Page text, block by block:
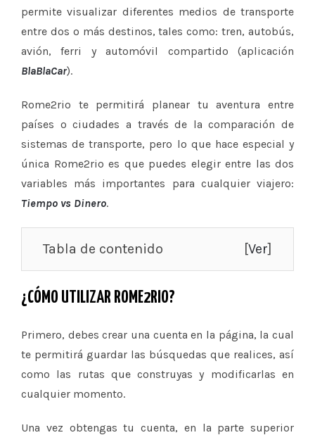
permite visualizar diferentes medios de transporte
entre dos o más destinos, tales como: tren, autobús,
avión, ferri y automóvil compartido (aplicación
BlaBlaCar).
Rome2rio te permitirá planear tu aventura entre
países o ciudades a través de la comparación de
sistemas de transporte, pero lo que hace especial y
única Rome2rio es que puedes elegir entre las dos
variables más importantes para cualquier viajero:
Tiempo vs Dinero.
Tabla de contenido [Ver]
¿CÓMO UTILIZAR ROME2RIO?
Primero, debes crear una cuenta en la página, la cual
te permitirá guardar las búsquedas que realices, así
como las rutas que construyas y modificarlas en
cualquier momento.
Una vez obtengas tu cuenta, en la parte superior